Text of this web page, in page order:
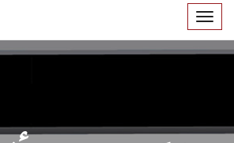
T
o
g
n